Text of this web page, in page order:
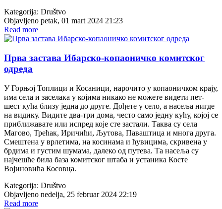
Kategorija: Društvo
Objavljeno petak, 01 mart 2024 21:23
Read more
Прва застава Ибарско-копаоничко комитског
одреда
У Горњој Топлици и Косаници, нарочито у копаоничком крају,
има села и заселака у којима никако не можете видети пет-
шест кућа близу једна до друге. Дођете у село, а насеља нигде
на видику. Видите два-три дома, често само једну кућу, којој се
приближавате или испред које сте застали. Таква су села
Магово, Трећак, Иричићи, Љутова, Паваштица и многа друга.
Смештена у врлетима, на косинама и ћувицима, скривена у
брдима и густим шумама, далеко од путева. Та насеља су
најчешће била база комитског штаба и устаника Косте
Војиновића Косовца.
Kategorija: Društvo
Objavljeno nedelja, 25 februar 2024 22:19
Read more